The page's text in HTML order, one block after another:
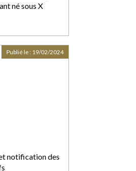
né sous X
notification des
Publié le : 19/02/2024